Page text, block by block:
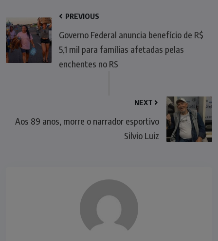
PREVIOUS
Governo Federal anuncia benefício de R$
5,1 mil para famílias afetadas pelas
enchentes no RS
NEXT
Aos 89 anos, morre o narrador esportivo
Silvio Luiz